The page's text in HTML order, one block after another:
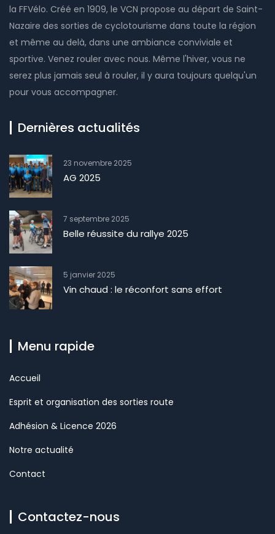
la FFVélo. Créé en 1909, le VCN propose au départ de Saint-
Nazaire des sorties de cyclotourisme dans toute la région
et même au delà, dans une ambiance conviviale et
sportive. Venez rouler avec nous. Même l'hiver, vous ne
serez plus jamais seul à rouler, il y aura toujours quelqu'un
pour vous accompagner.
Dernières actualités
23 novembre 2025
AG 2025
7 septembre 2025
Belle réussite du rallye 2025
5 janvier 2025
Vin chaud : le réconfort sans effort
Menu rapide
Accueil
Esprit et organisation des sorties route
Adhésion & Licence 2026
Notre actualité
Contact
Contactez-nous